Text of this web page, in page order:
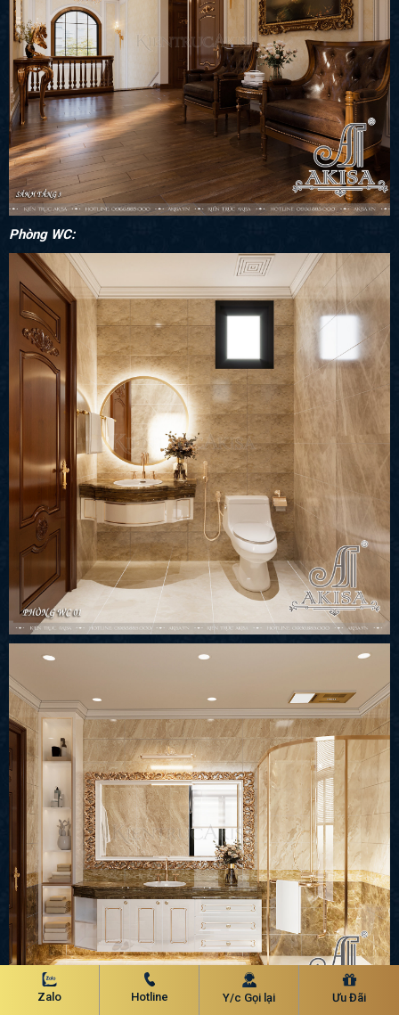
Phòng WC:
Zalo Hotline Y/c Gọi lại Ưu Đãi